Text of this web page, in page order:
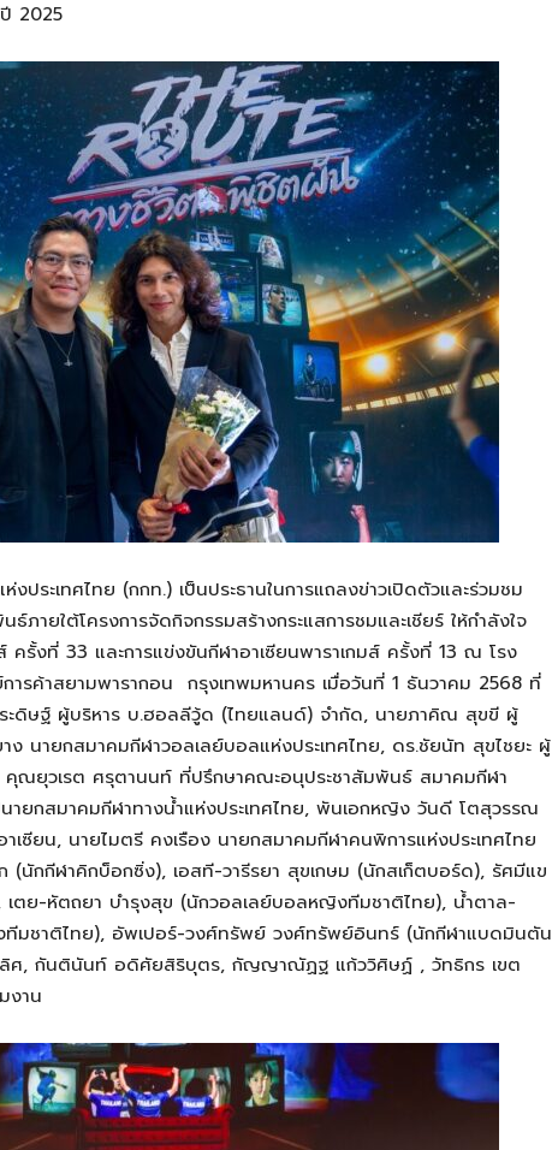
2025
ระเทศไทย (กกท.) เป็นประธานในการแถลงข่าวเปิดตัวและร่วมชม
ายใต้โครงการจัดกิจกรรมสร้างกระแสการชมและเชียร์ ให้กำลังใจ
ครั้งที่ 33 และการแข่งขันกีฬาอาเซียนพาราเกมส์ ครั้งที่ 13 ณ โรง
รค้าสยามพารากอน กรุงเทพมหานคร เมื่อวันที่ 1 ธันวาคม 2568 ที่
ดิษฐ์ ผู้บริหาร บ.ฮอลลีวู้ด (ไทยแลนด์) จำกัด, นายภาคิณ สุขขี ผู้
นายกสมาคมกีฬาวอลเลย์บอลแห่งประเทศไทย, ดร.ชัยนัท สุขไชยะ ผู้
คุณยุวเรต ศรุตานนท์ ที่ปรึกษาคณะอนุประชาสัมพันธ์ สมาคมกีฬา
ยกสมาคมกีฬาทางน้ำแห่งประเทศไทย, พันเอกหญิง วันดี โตสุวรรณ
เซียน, นายไมตรี คงเรือง นายกสมาคมกีฬาคนพิการแห่งประเทศไทย
(นักกีฬาคิกบ็อกซิ่ง), เอสที-วารีรยา สุขเกษม (นักสเก็ตบอร์ด), รัศมีแข
ตย-หัตถยา บำรุงสุข (นักวอลเลย์บอลหญิงทีมชาติไทย), น้ำตาล-
มชาติไทย), อัพเปอร์-วงศ์ทรัพย์ วงศ์ทรัพย์อินทร์ (นักกีฬาแบดมินตัน
ลิศ, กันตินันท์ อดิศัยสิริบุตร, กัญญาณัฏฐ แก้ววิศิษฏ์ , วัทธิกร เขต
งาน